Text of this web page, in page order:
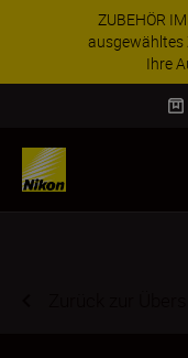
ZUBEHÖR
ausgewähltes
Ihre